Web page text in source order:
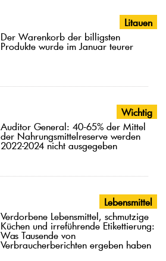
Litauen
Der Warenkorb der billigsten
Produkte wurde im Januar teurer
Wichtig
Auditor General: 40-65% der Mittel
der Nahrungsmittelreserve werden
2022-2024 nicht ausgegeben
Lebensmittel
Verdorbene Lebensmittel, schmutzige
Küchen und irreführende Etikettierung:
Was Tausende von
Verbraucherberichten ergeben haben